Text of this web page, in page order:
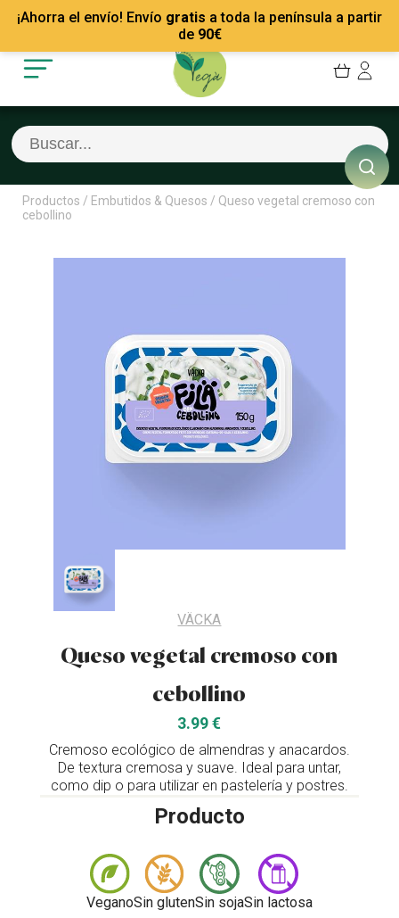
¡Ahorra el envío! Envío gratis a toda la península a partir
de 90€
Mis Pedidos
Mis favoritos
Cerrar sesión
Recetas
Empresas
Contacto
Productos / Embutidos & Quesos / Queso vegetal cremoso con
cebollino
VÄCKA
Queso vegetal cremoso con
cebollino
3.99 €
Cremoso ecológico de almendras y anacardos.
De textura cremosa y suave. Ideal para untar,
como dip o para utilizar en pastelería y postres.
Producto
VeganoSin glutenSin sojaSin lactosa